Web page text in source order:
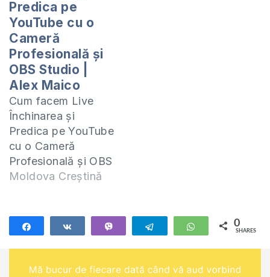
Predica pe
YouTube cu o
Cameră
Profesională și
OBS Studio |
Alex Maico
Cum facem Live
Închinarea și
Predica pe YouTube
cu o Cameră
Profesională și OBS
Studio. Învățăm cum
Maico. Urmărește
toate emisiunile
https://www.youtube.com/playlist?
list...
Moldova Creștină
Telegram WhatsApp
0
SHARES